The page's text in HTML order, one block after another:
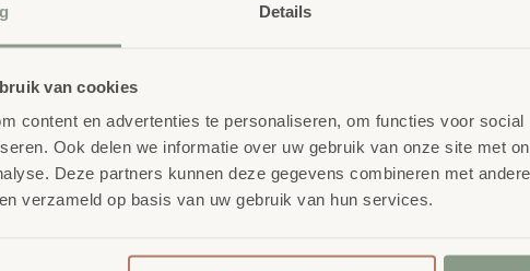
Details
van cookies
content en advertenties te personaliseren, om functies voor
Ook delen we informatie over uw gebruik van onze site met
Deze partners kunnen deze gegevens combineren met
verzameld op basis van uw gebruik van hun services.
met 10
getallen 10 tot 100
100 tot 1000
nummers 1 000 tot 10 000
1 tot en met 12
met 20